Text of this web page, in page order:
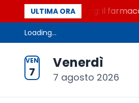
ULTIMA ORA
di Warburg: il farmaco anti-
Loading...
VEN
7
Venerdì
7 agosto 2026